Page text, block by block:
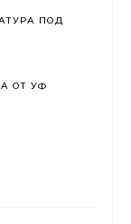
ПОД
ОТ УФ